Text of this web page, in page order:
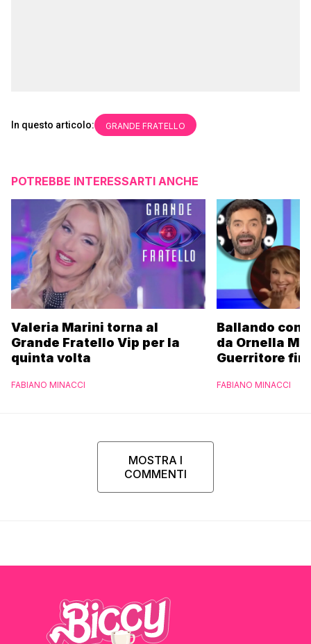
In questo articolo: GRANDE FRATELLO
POTREBBE INTERESSARTI ANCHE
Valeria Marini torna al
Grande Fratello Vip per la
quinta volta
FABIANO MINACCI
Ballando con
da Ornella
Guerritore
l’esclusiva di
FABIANO MINACCI
MOSTRA I
COMMENTI